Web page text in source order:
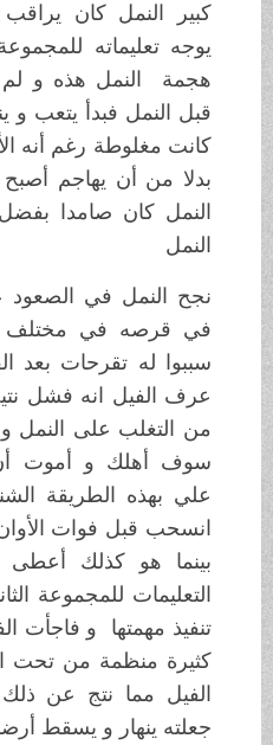
كبير النمل كان
يوجه تعليماته
هجمة النمل هذه و لم
قبل النمل فبدأ يتعب و
كانت مغلوطة رغم أنه
بدلا من أن يهاجم أصبح
النمل كان صامدا بفضل
النمل
نجح النمل في الصعود
في قرصه في مختلف
سببوا له تقرحات بعد
عرف الفيل انه فشل
من التغلب على النمل
سوف أهلك و أموت أن
علي بهذه الطريقة
انسحب قبل فوات
بينما هو كذلك أعطى
التعليمات للمجموعة
تنفيذ مهمتها و فاجأت
كثيرة منظمة من تحت
الفيل مما نتج عن
جعلته ينهار و يسقط أرضا